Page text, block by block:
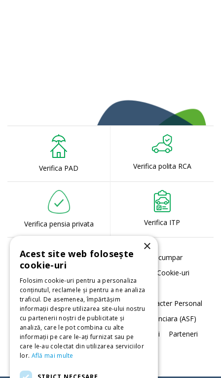
Verifica PAD Verifica polita RCA
Verifica pensia privata Verifica ITP
Despre noi Serviciile noastre
Cum cumpar
Politica de utilizare Cookie-uri
Acord cookie-uri
Notificare privind Prelucrarea Datelor cu Caracter Personal
Daune
Autoritatea de Supraveghere Financiara (ASF)
Data Protection
Contact Sugestii. Petitii
Parteneri
Registrul intermediarilor
×
Acest site web folosește
cookie-uri
Folosim cookie-uri pentru a personaliza
conținutul, reclamele și pentru a ne analiza
traficul. De asemenea, împărtășim
informații despre utilizarea site-ului nostru
cu partenerii noștri de publicitate și
analiză, care le pot combina cu alte
informații pe care le-ați furnizat sau pe
care le-au colectat din utilizarea serviciilor
lor. Află mai multe